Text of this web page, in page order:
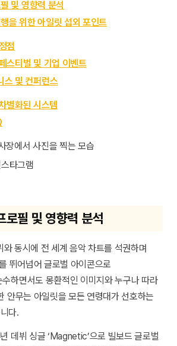
및 영향력 분석
을 위한 아일릿 섭외 포인트
점
스티벌 및 기업 이벤트
스 및 컨퍼런스
별화된 시스템
타그램
로필 및 영향력 분석
동시에 전 세계 음악 차트를 석권하며
뛰어넘어 글로벌 아이콘으로
하면서도 몽환적인 이미지와 누구나 따라
안무는 아일릿을 모든 연령대가 선호하는
다.
데뷔 싱글 ‘Magnetic’으로 빌보드 글로벌